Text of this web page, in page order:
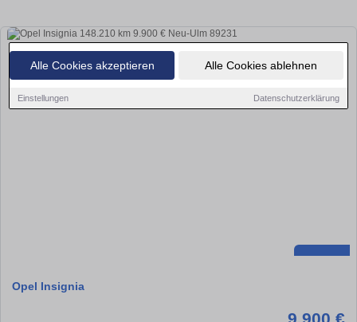
Alle Cookies akzeptieren Alle Cookies ablehnen
Einstellungen Datenschutzerklärung
Opel Insignia